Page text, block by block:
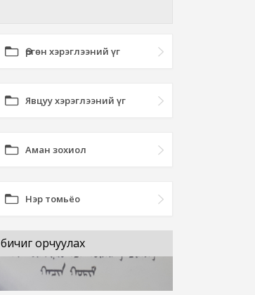
Өргөн хэрэглээний үг
Явцуу хэрэглээний үг
Аман зохиол
Нэр томьёо
бичиг орчуулах